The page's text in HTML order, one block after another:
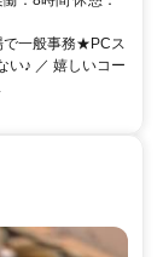
で一般事務★PCス
い♪ ／ 嬉しいコー